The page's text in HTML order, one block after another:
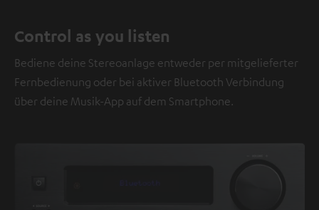
Control as you listen
Bediene deine Stereoanlage entweder per mitgelieferter
Fernbedienung oder bei aktiver Bluetooth Verbindung
über deine Musik-App auf dem Smartphone.